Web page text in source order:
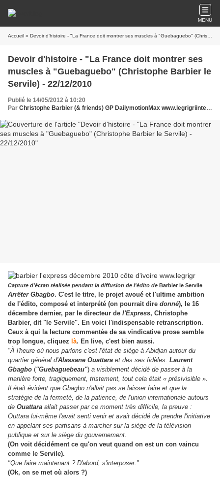
MENU
Accueil » Devoir d'histoire - "La France doit montrer ses muscles à "Guebaguebo" (Christophe Barbier le Servile) - 22/12/2010
Devoir d'histoire - "La France doit montrer ses
muscles à "Guebaguebo" (Christophe Barbier le
Servile) - 22/12/2010
Publié le 14/05/2012 à 10:20
Par Christophe Barbier (& friends) GP DailymotionMax www.legrigriinternational.com
Capture d'écran réalisée pendant la diffusion de l'édito de Barbier le Servile
Arrêter Gbagbo. C'est le titre, le projet avoué et l'ultime ambition
de l'édito, composé et interprété (on pourrait dire donné), le 16
décembre dernier, par le directeur de l'Express, Christophe
Barbier, dit "le Servile". En voici l'indispensable retranscription.
Ceux à qui la lecture commentée de sa vindicative prose semble
trop longue, cliquez là. En live, c'est bien aussi.
"À l'heure où nous parlons c'est l'état de siège à Abidjan autour du
quartier général d'Alassane Ouattara et des ses fidèles. Laurent
Gbagbo ("Guebaguebeau") a visiblement décidé de passer à la
manière forte, tragiquement, tristement, tout cela était « présivisible ».
Il était évident que Gbagbo n'allait pas se laisser faire et que la
stratégie de la fermeté, de la patience, de l'union internationale autours
de Ouattara allait passer par ce moment très difficile, la preuve :
Outtara lui-même l'avait senti venir et avait décidé de prendre l'initiative
en appelant ses partisans à marcher sur la siège de la télévision
publique et sur le siège du gouvernement.
(On voit décidément ce qu'on veut quand on est un con vaincu
comme le Servile).
"Que faire maintenant ? D'abord, s'interposer."
(Ok, on se met où alors ?)